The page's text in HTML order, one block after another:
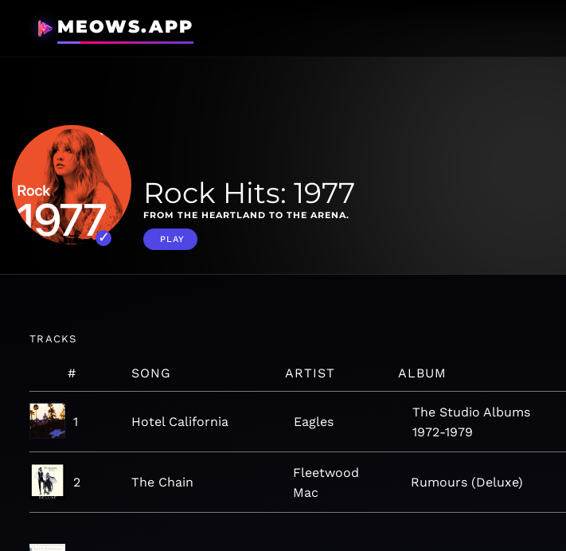
MEOWS.APP
Rock Hits: 1977
FROM THE HEARTLAND TO THE ARENA.
PLAY
TRACKS
# SONG ARTIST ALBUM
1 Hotel California Eagles
The Studio Albums
1972-1979
2 The Chain
Fleetwood
Mac
Rumours (Deluxe)